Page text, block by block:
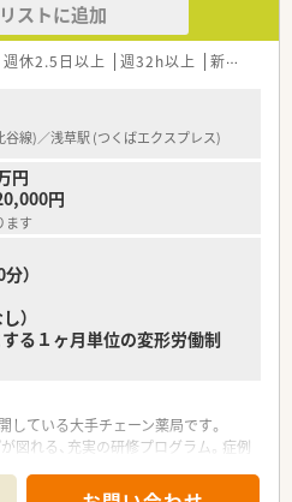
です
で、非常に風通しがよく、現場の意見
ありません（双方了承ならばあり）
年数10年程度！退職された方も数年後
など非常にアットホームな社風で
ストに追加
週休2.5日以上 週32h以上 新卒可
線)／浅草駅 (つくばエクスプレス)
円
円
ます
）
）
る１ヶ月単位の変形労働制
ている大手チェーン薬局です。
図れる、充実の研修プログラム。症例
強会も多数あります！